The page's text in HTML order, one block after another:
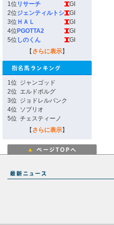
1位 リサーチ
GI
2位ジェンティルトシ
GI
3位 ＨＡＬ
GI
4位 PGOTTA2
GI
5位 しのくん
GI
【 さらに表示】
1位 ジャンゴッド
2位 エルドボルグ
3位 ジョドレルバンク
4位 ソブリオ
5位 チェスティーノ
【 さらに表示】